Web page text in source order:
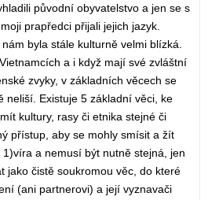
původní obyvatelstvo a jen se s
prapředci přijali jejich jazyk.
byla stále kulturně velmi blízká.
a i když mají své zvláštní
zvyky, v základních věcech se
neliší. Existuje 5 základní věci, ke
kultury, rasy či etnika stejné či
přístup, aby se mohly smísit a žít
a nemusí být nutně stejná, jen
jako čistě soukromou věc, do které
(ani partnerovi) a její vyznavači